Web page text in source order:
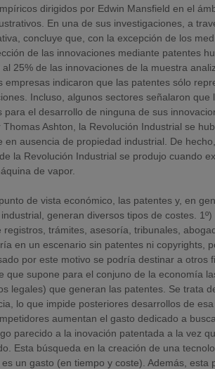
dirigidos por Edwin Mansfield en el
En una de sus investigaciones, a
concluye que, con la excepción de los
de las innovaciones mediante patentes
25% de las innovaciones de la muestra
empresas indicaron que las patentes sólo
Incluso, algunos sectores señalaron que
para el desarrollo de ninguna de sus
Thomas Ashton, la Revolución Industrial se
en ausencia de propiedad industrial. De
la Revolución Industrial se produjo cuando
de vapor.
de vista económico, las patentes y, en
generan diversos tipos de costes.
registros, trámites, asesoría, tribunales,
en un escenario sin patentes ni copyrights,
por este motivo se podría destinar a otros
que supone para el conjuno de la economía
legales) que generan las patentes. Se trata
lo que impide posteriores desarrollos de
aumentan el gasto dedicado a
parecido a la inovación patentada a la vez
Esta búsqueda en la creación de una
un gasto (en tiempo y coste). Además, esta